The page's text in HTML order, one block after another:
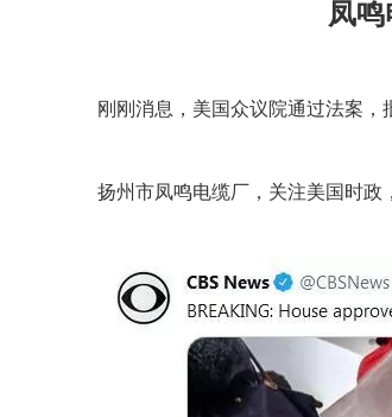
凤
刚刚消息，美国众议院通过法案，
扬州市凤鸣电缆厂，关注美国时政